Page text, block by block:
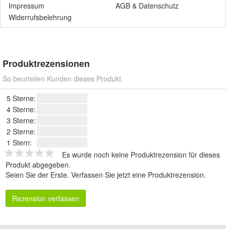
Impressum
AGB & Datenschutz
Widerrufsbelehrung
Produktrezensionen
So beurteilen Kunden dieses Produkt.
5 Sterne:
4 Sterne:
3 Sterne:
2 Sterne:
1 Stern:
Es wurde noch keine Produktrezension für dieses
Produkt abgegeben.
Seien Sie der Erste. Verfassen Sie jetzt eine Produktrezension.
Rezension verfassen